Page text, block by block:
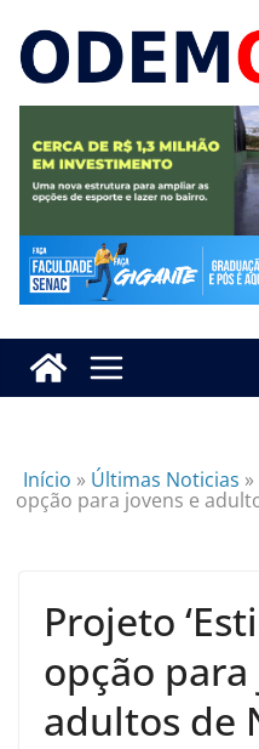
Início » Últimas Noticias »
opção para jovens e
Projeto
opção
adultos de